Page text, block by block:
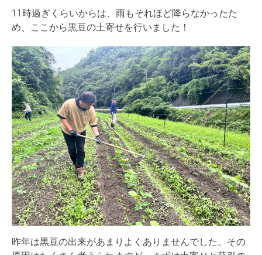
11時過ぎくらいからは、雨もそれほど降らなかったた
め、ここから黒豆の土寄せを行いました！
昨年は黒豆の出来があまりよくありませんでした。その